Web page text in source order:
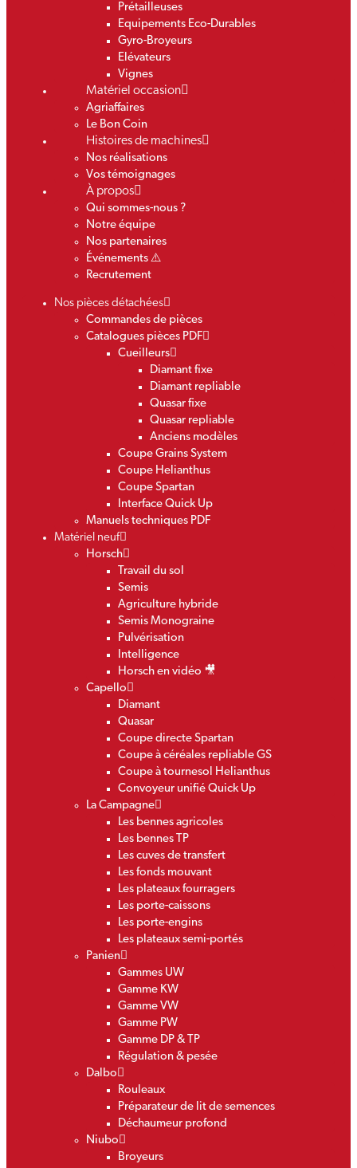
Prétailleuses
Equipements Eco-Durables
Gyro-Broyeurs
Elévateurs
Vignes
Matériel occasion
Agriaffaires
Le Bon Coin
Histoires de machines
Nos réalisations
Vos témoignages
À propos
Qui sommes-nous ?
Notre équipe
Nos partenaires
Événements ⚠️
Recrutement
Nos pièces détachées
Commandes de pièces
Catalogues pièces PDF
Cueilleurs
Diamant fixe
Diamant repliable
Quasar fixe
Quasar repliable
Anciens modèles
Coupe Grains System
Coupe Helianthus
Coupe Spartan
Interface Quick Up
Manuels techniques PDF
Matériel neuf
Horsch
Travail du sol
Semis
Agriculture hybride
Semis Monograine
Pulvérisation
Intelligence
Horsch en vidéo 🎥
Capello
Diamant
Quasar
Coupe directe Spartan
Coupe à céréales repliable GS
Coupe à tournesol Helianthus
Convoyeur unifié Quick Up
La Campagne
Les bennes agricoles
Les bennes TP
Les cuves de transfert
Les fonds mouvant
Les plateaux fourragers
Les porte-caissons
Les porte-engins
Les plateaux semi-portés
Panien
Gammes UW
Gamme KW
Gamme VW
Gamme PW
Gamme DP & TP
Régulation & pesée
Dalbo
Rouleaux
Préparateur de lit de semences
Déchaumeur profond
Niubo
Broyeurs